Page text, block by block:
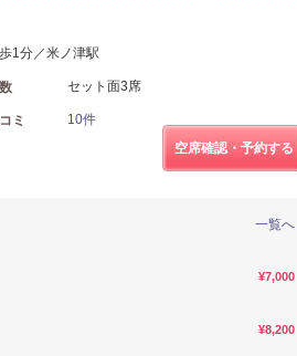
1分／米ノ津駅
セット面3席
ミ 10件
空席確認・予約する
一覧へ
¥7,000
¥8,200